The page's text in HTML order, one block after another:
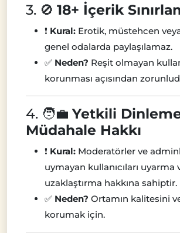
3. 🚫 18+ İçerik
❗ Kural: Erotik, müstehcen
genel odalarda paylaşılamaz.
✅ Neden? Reşit olmayan
korunması açısından
4. 🧑‍💼 Yetkili
Müdahale Hakkı
❗ Kural: Moderatörler ve
uymayan kullanıcıları uyarma
uzaklaştırma hakkına sahiptir.
✅ Neden? Ortamın kalitesini
korumak için.